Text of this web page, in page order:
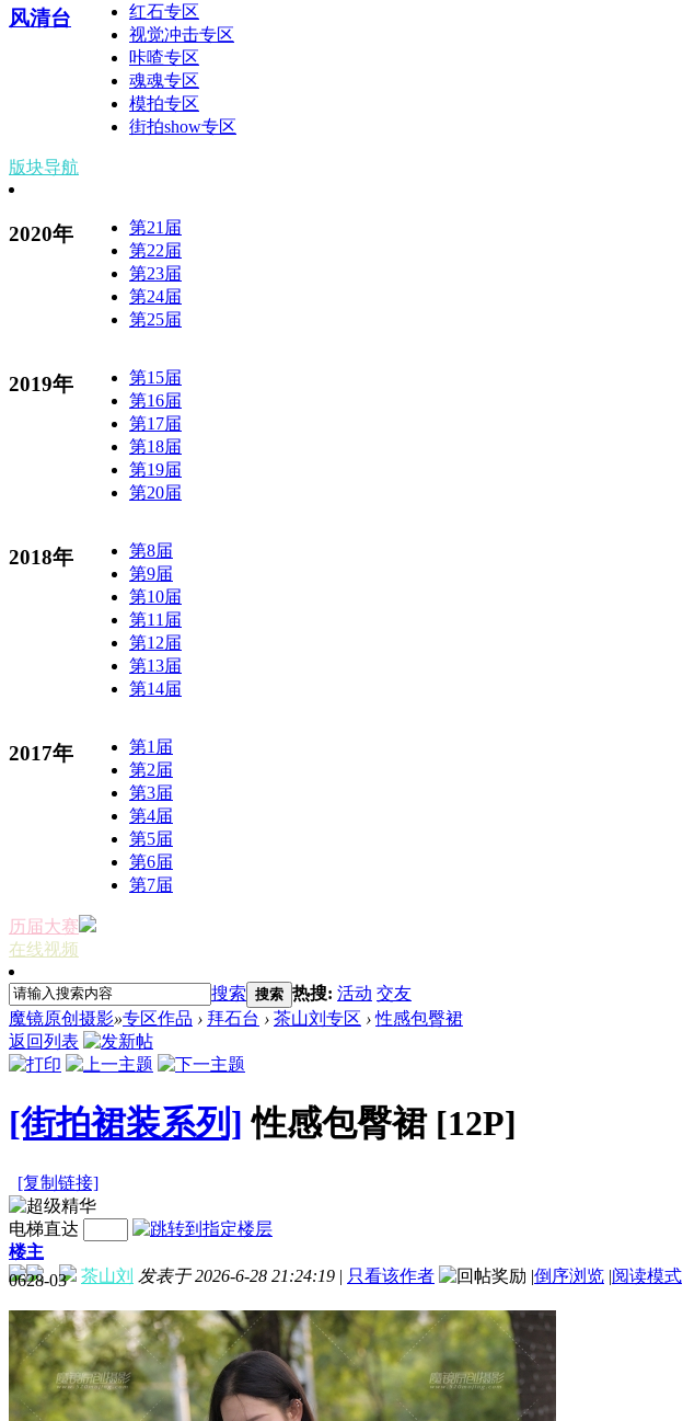
风清台
红石专区
视觉冲击专区
咔喳专区
魂魂专区
模拍专区
街拍show专区
版块导航
2020年
第21届
第22届
第23届
第24届
第25届
2019年
第15届
第16届
第17届
第18届
第19届
第20届
2018年
第8届
第9届
第10届
第11届
第12届
第13届
第14届
2017年
第1届
第2届
第3届
第4届
第5届
第6届
第7届
历届大赛
在线视频
搜索 搜索 热搜: 活动 交友
魔镜原创摄影»专区作品 › 拜石台 › 茶山刘专区 › 性感包臀裙
返回列表
[街拍裙装系列] 性感包臀裙 [12P]
[复制链接]
电梯直达
楼主
茶山刘 发表于 2026-6-28 21:24:19 | 只看该作者 |倒序浏览 |阅读模式
0628-03